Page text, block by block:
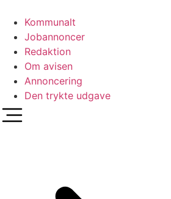
indhold
Kommunalt
Jobannoncer
Redaktion
Om avisen
Annoncering
Den trykte udgave